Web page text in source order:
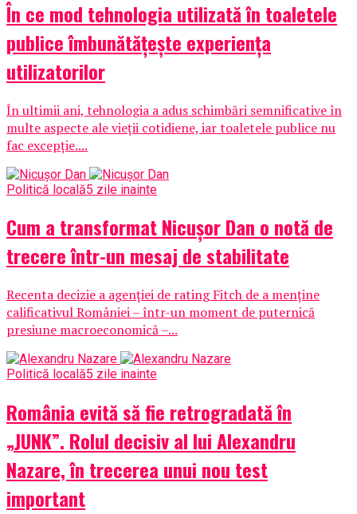
În ce mod tehnologia utilizată în toaletele
publice îmbunătățește experiența
utilizatorilor
În ultimii ani, tehnologia a adus schimbări semnificative în
multe aspecte ale vieții cotidiene, iar toaletele publice nu
fac excepție....
Politică locală5 zile inainte
Cum a transformat Nicușor Dan o notă de
trecere într-un mesaj de stabilitate
Recenta decizie a agenției de rating Fitch de a menține
calificativul României – într-un moment de puternică
presiune macroeconomică –...
Politică locală5 zile inainte
România evită să fie retrogradată în
„JUNK”. Rolul decisiv al lui Alexandru
Nazare, în trecerea unui nou test
important